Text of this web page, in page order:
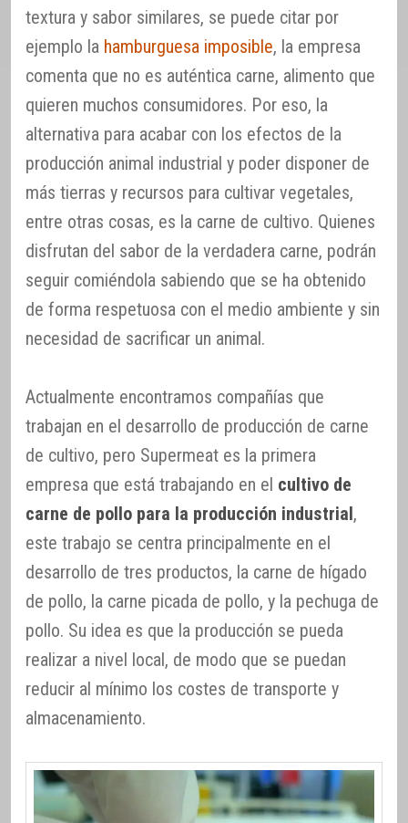
textura y sabor similares, se puede citar por
ejemplo la hamburguesa imposible, la empresa
comenta que no es auténtica carne, alimento que
quieren muchos consumidores. Por eso, la
alternativa para acabar con los efectos de la
producción animal industrial y poder disponer de
más tierras y recursos para cultivar vegetales,
entre otras cosas, es la carne de cultivo. Quienes
disfrutan del sabor de la verdadera carne, podrán
seguir comiéndola sabiendo que se ha obtenido
de forma respetuosa con el medio ambiente y sin
necesidad de sacrificar un animal.
Actualmente encontramos compañías que
trabajan en el desarrollo de producción de carne
de cultivo, pero Supermeat es la primera
empresa que está trabajando en el cultivo de
carne de pollo para la producción industrial,
este trabajo se centra principalmente en el
desarrollo de tres productos, la carne de hígado
de pollo, la carne picada de pollo, y la pechuga de
pollo. Su idea es que la producción se pueda
realizar a nivel local, de modo que se puedan
reducir al mínimo los costes de transporte y
almacenamiento.